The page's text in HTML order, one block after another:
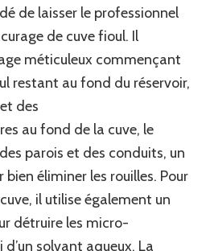
de laisser le professionnel
de cuve fioul. Il
méticuleux commençant
restant au fond du réservoir,
des
au fond de la cuve, le
parois et des conduits, un
éliminer les rouilles. Pour
il utilise également un
détruire les micro-
solvant aqueux. La